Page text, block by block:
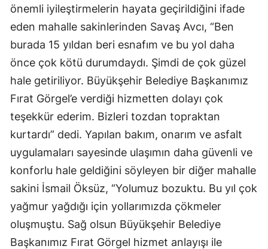
önemli iyileştirmelerin hayata geçirildiğini ifade
eden mahalle sakinlerinden Savaş Avcı, “Ben
burada 15 yıldan beri esnafım ve bu yol daha
önce çok kötü durumdaydı. Şimdi de çok güzel
hale getiriliyor. Büyükşehir Belediye Başkanımız
Fırat Görgel’e verdiği hizmetten dolayı çok
teşekkür ederim. Bizleri tozdan topraktan
kurtardı” dedi. Yapılan bakım, onarım ve asfalt
uygulamaları sayesinde ulaşımın daha güvenli ve
konforlu hale geldiğini söyleyen bir diğer mahalle
sakini İsmail Öksüz, “Yolumuz bozuktu. Bu yıl çok
yağmur yağdığı için yollarımızda çökmeler
oluşmuştu. Sağ olsun Büyükşehir Belediye
Başkanımız Fırat Görgel hizmet anlayışı ile